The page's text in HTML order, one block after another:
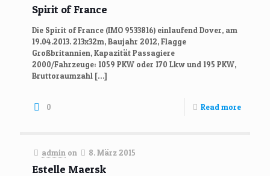
Spirit of France
Die Spirit of France (IMO 9533816) einlaufend Dover, am
19.04.2013. 213x32m, Baujahr 2012, Flagge
Großbritannien, Kapazität Passagiere
2000/Fahrzeuge: 1059 PKW oder 170 Lkw und 195 PKW,
Bruttoraumzahl […]
0 Read more
admin on 8. März 2015
Estelle Maersk